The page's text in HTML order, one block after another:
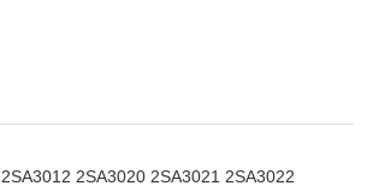
2SA3020 2SA3021 2SA3022